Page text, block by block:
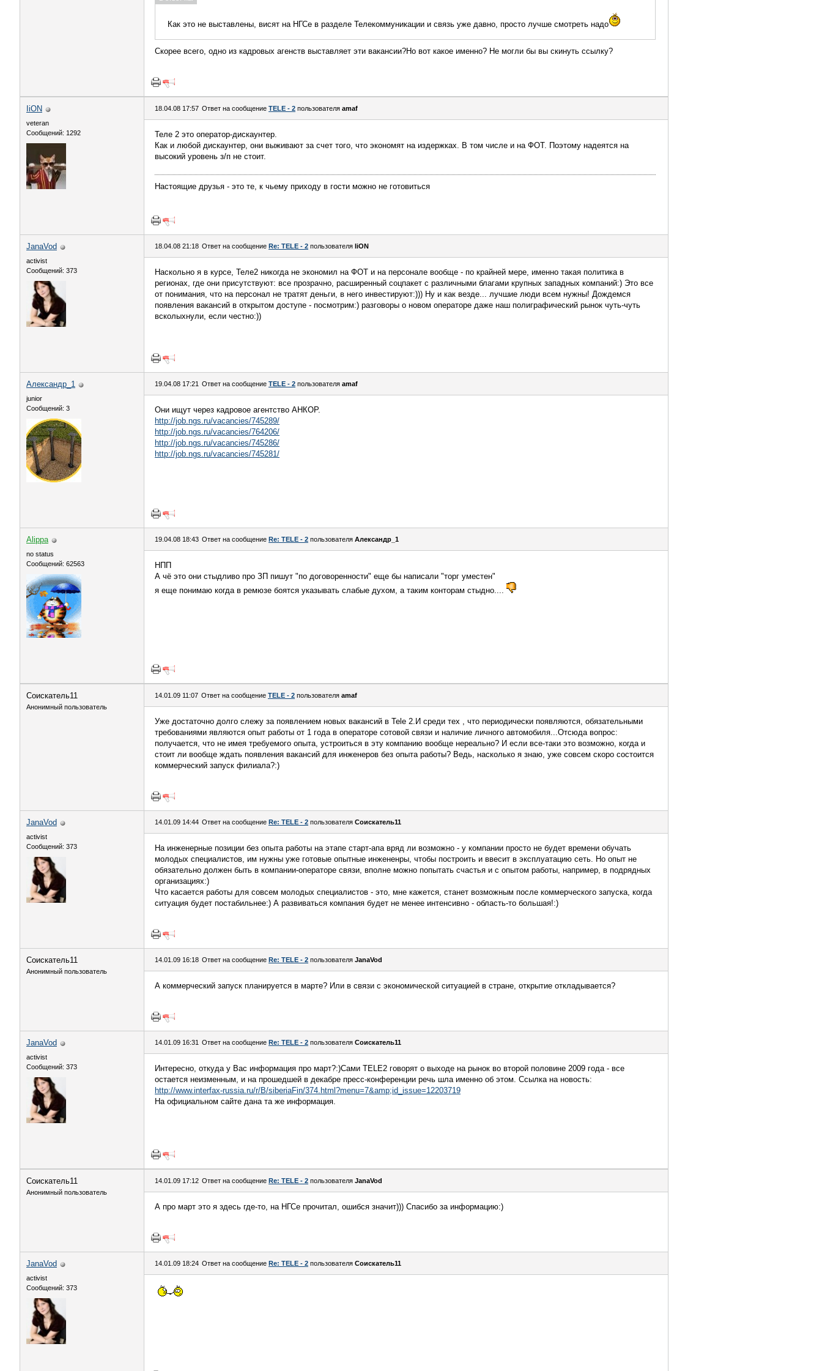
Как это не выставлены, висят на НГСе в разделе Телекоммуникации и связь уже давно, просто лучше смотреть надо
Скорее всего, одно из кадровых агенств выставляет эти вакансии?Но вот какое именно? Не могли бы вы скинуть ссылку?
IiON
veteran
Сообщений: 1292
18.04.08 17:57 Ответ на сообщение TELE - 2 пользователя amaf
Теле 2 это оператор-дискаунтер.
Как и любой дискаунтер, они выживают за счет того, что экономят на издержках. В том числе и на ФОТ. Поэтому надеятся на
высокий уровень з/п не стоит.
Настоящие друзья - это те, к чьему приходу в гости можно не готовиться
JanaVod
activist
Сообщений: 373
18.04.08 21:18 Ответ на сообщение Re: TELE - 2 пользователя IiON
Наскольно я в курсе, Теле2 никогда не экономил на ФОТ и на персонале вообще - по крайней мере, именно такая политика в
регионах, где они присутствуют: все прозрачно, расширенный соцпакет с различными благами крупных западных компаний:) Это все
от понимания, что на персонал не тратят деньги, в него инвестируют:))) Ну и как везде... лучшие люди всем нужны! Дождемся
появления вакансий в открытом доступе - посмотрим:) разговоры о новом операторе даже наш полиграфический рынок чуть-чуть
всколыхнули, если честно:))
Александр_1
junior
Сообщений: 3
19.04.08 17:21 Ответ на сообщение TELE - 2 пользователя amaf
Они ищут через кадровое агентство АНКОР.
http://job.ngs.ru/vacancies/745289/
http://job.ngs.ru/vacancies/764206/
http://job.ngs.ru/vacancies/745286/
http://job.ngs.ru/vacancies/745281/
Alippa
no status
Сообщений: 62563
19.04.08 18:43 Ответ на сообщение Re: TELE - 2 пользователя Александр_1
НПП
А чё это они стыдливо про ЗП пишут "по договоренности" еще бы написали "торг уместен"
я еще понимаю когда в ремюзе боятся указывать слабые духом, а таким конторам стыдно....
Соискатель11
Анонимный пользователь
14.01.09 11:07 Ответ на сообщение TELE - 2 пользователя amaf
Уже достаточно долго слежу за появлением новых вакансий в Tele 2.И среди тех , что периодически появляются, обязательными
требованиями являются опыт работы от 1 года в операторе сотовой связи и наличие личного автомобиля...Отсюда вопрос:
получается, что не имея требуемого опыта, устроиться в эту компанию вообще нереально? И если все-таки это возможно, когда и
стоит ли вообще ждать появления вакансий для инженеров без опыта работы? Ведь, насколько я знаю, уже совсем скоро состоится
коммерческий запуск филиала?:)
JanaVod
activist
Сообщений: 373
14.01.09 14:44 Ответ на сообщение Re: TELE - 2 пользователя Соискатель11
На инженерные позиции без опыта работы на этапе старт-апа вряд ли возможно - у компании просто не будет времени обучать
молодых специалистов, им нужны уже готовые опытные инжененры, чтобы построить и ввесит в эксплуатацию сеть. Но опыт не
обязательно должен быть в компании-операторе связи, вполне можно попытать счастья и с опытом работы, например, в подрядных
организациях:)
Что касается работы для совсем молодых специалистов - это, мне кажется, станет возможным после коммерческого запуска, когда
ситуация будет постабильнее:) А развиваться компания будет не менее интенсивно - область-то большая!:)
Соискатель11
Анонимный пользователь
14.01.09 16:18 Ответ на сообщение Re: TELE - 2 пользователя JanaVod
А коммерческий запуск планируется в марте? Или в связи с экономической ситуацией в стране, открытие откладывается?
JanaVod
activist
Сообщений: 373
14.01.09 16:31 Ответ на сообщение Re: TELE - 2 пользователя Соискатель11
Интересно, откуда у Вас информация про март?:)Сами TELE2 говорят о выходе на рынок во второй половине 2009 года - все
остается неизменным, и на прошедшей в декабре пресс-конференции речь шла именно об этом. Ссылка на новость:
http://www.interfax-russia.ru/r/B/siberiaFin/374.html?menu=7&amp;id_issue=12203719
На официальном сайте дана та же информация.
Соискатель11
Анонимный пользователь
14.01.09 17:12 Ответ на сообщение Re: TELE - 2 пользователя JanaVod
А про март это я здесь где-то, на НГСе прочитал, ошибся значит))) Спасибо за информацию:)
JanaVod
activist
Сообщений: 373
14.01.09 18:24 Ответ на сообщение Re: TELE - 2 пользователя Соискатель11